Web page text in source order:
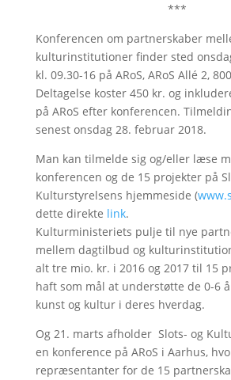
***
Konferencen om partnerskaber
kulturinstitutioner finder sted
kl. 09.30-16 på ARoS, ARoS Allé 2,
Deltagelse koster 450 kr. og
på ARoS efter konferencen.
senest onsdag 28. februar 2018.
Man kan tilmelde sig og/eller læse
konferencen og de 15 projekter på
Kulturstyrelsens hjemmeside (
dette direkte link.
Kulturministeriets pulje til nye
mellem dagtilbud og
alt tre mio. kr. i 2016 og 2017 til 15
haft som mål at understøtte de 0-6
kunst og kultur i deres hverdag.
Og 21. marts afholder Slots- og
en konference på ARoS i Aarhus,
repræsentanter for de 15